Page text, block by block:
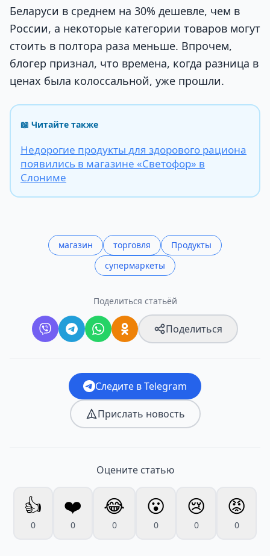
Беларуси в среднем на 30% дешевле, чем в
России, а некоторые категории товаров могут
стоить в полтора раза меньше. Впрочем,
блогер признал, что времена, когда разница в
ценах была колоссальной, уже прошли.
📖 Читайте также
Недорогие продукты для здорового рациона
появились в магазине «Светофор» в
Слониме
магазин торговля
Продукты
супермаркеты
Поделиться статьёй
Поделиться
Следите в Telegram
Прислать новость
Оцените статью
👍
0
❤️
0
😂
0
😮
0
😢
0
😡
0